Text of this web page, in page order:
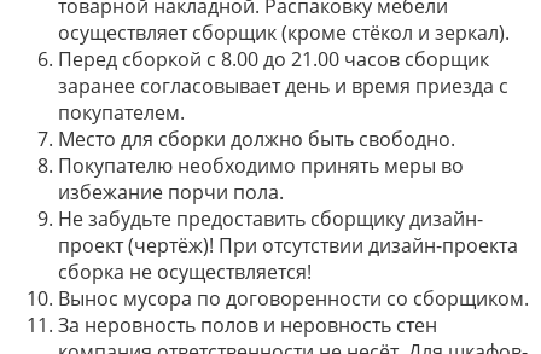
товарной накладной. Распаковку мебели
осуществляет сборщик (кроме стёкол и зеркал).
Перед сборкой с 8.00 до 21.00 часов сборщик
заранее согласовывает день и время приезда с
покупателем.
Место для сборки должно быть свободно.
Покупателю необходимо принять меры во
избежание порчи пола.
Не забудьте предоставить сборщику дизайн-
проект (чертёж)! При отсутствии дизайн-проекта
сборка не осуществляется!
Вынос мусора по договоренности со сборщиком.
За неровность полов и неровность стен